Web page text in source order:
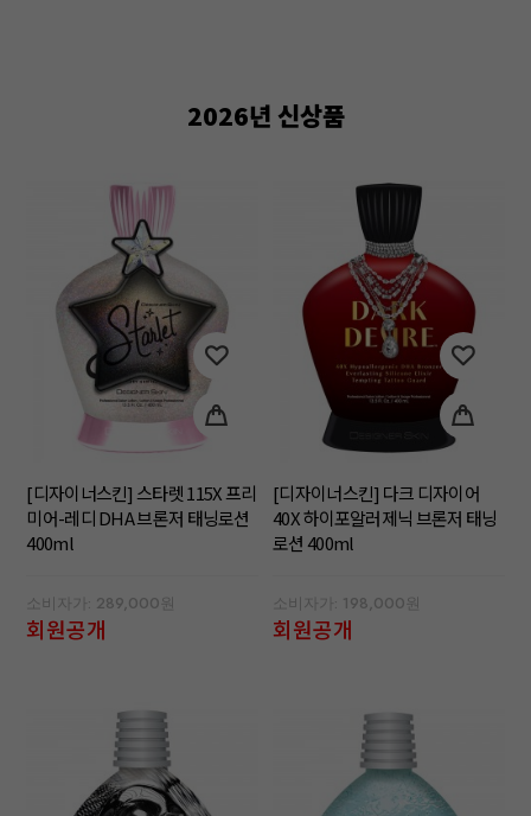
2026년 신상품
[디자이너스킨] 스타렛 115X 프리
미어-레디 DHA 브론저 태닝로션
400ml
소비자가: 289,000원
회원공개
[디자이너스킨] 다크 디자이어
40X 하이포알러제닉 브론저 태닝
로션 400ml
소비자가: 198,000원
회원공개